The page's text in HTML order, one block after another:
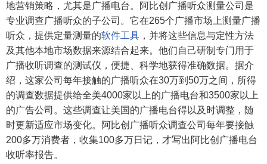
地营销策略，尤其是广播电台。阿比创广播听众测量公司是
专业调查广播听众的子公司。它在265个广播市场上测量广播
听众，提供定量测量的软件工具 ，并将这些信息与定性方法
及其他本地市场数据来源结合起来。他们自己研制专门用于
广播收听调查的测试仪，便捷、科学地获得准确数据。据介
绍，这家公司每年接触的广播听众在30万到50万之间，所得
的调查数据提供给全美4000家以上的广播电台和3500家以上
的广告公司。这些调查让美国的广播电台得以及时调整，随
时更新适应市场变化。阿比创广播听众调查公司每年要接触
200多万消费者，收集100多万日记，才写出阿比创广播电台
收听率报告。